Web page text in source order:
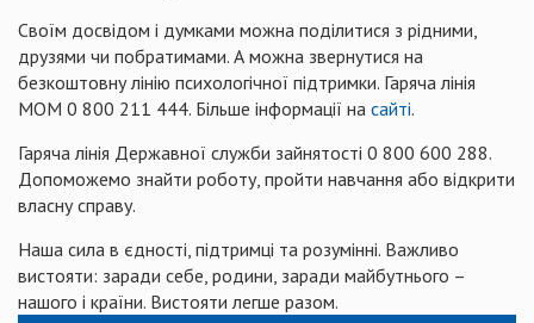
Своїм досвідом і думками можна поділитися з рідними,
друзями чи побратимами. А можна звернутися на
безкоштовну лінію психологічної підтримки. Гаряча лінія
МОМ 0 800 211 444. Більше інформації на сайті.
Гаряча лінія Державної служби зайнятості 0 800 600 288.
Допоможемо знайти роботу, пройти навчання або відкрити
власну справу.
Наша сила в єдності, підтримці та розумінні. Важливо
вистояти: заради себе, родини, заради майбутнього –
нашого і країни. Вистояти легше разом.